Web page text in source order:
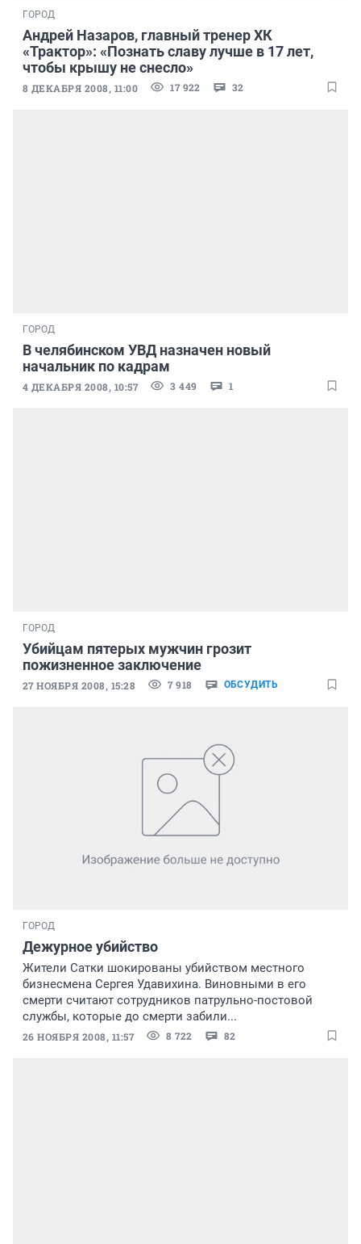
ГОРОД
Андрей Назаров, главный тренер ХК
«Трактор»: «Познать славу лучше в 17 лет,
чтобы крышу не снесло»
8 ДЕКАБРЯ 2008, 11:00 17 922 32
ГОРОД
В челябинском УВД назначен новый
начальник по кадрам
4 ДЕКАБРЯ 2008, 10:57 3 449 1
ГОРОД
Убийцам пятерых мужчин грозит
пожизненное заключение
27 НОЯБРЯ 2008, 15:28 7 918 ОБСУДИТЬ
ГОРОД
Дежурное убийство
Жители Сатки шокированы убийством местного
бизнесмена Сергея Удавихина. Виновными в его
смерти считают сотрудников патрульно-постовой
службы, которые до смерти забили...
26 НОЯБРЯ 2008, 11:57 8 722 82